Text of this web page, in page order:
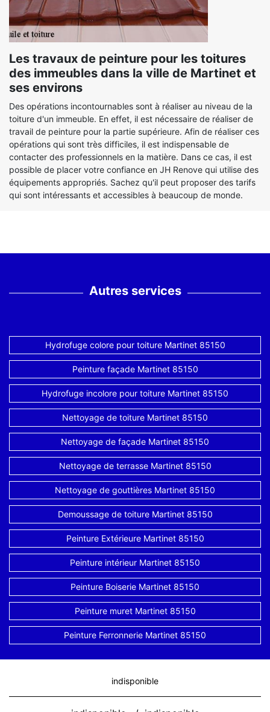
Les travaux de peinture pour les toitures
des immeubles dans la ville de Martinet et
ses environs
Des opérations incontournables sont à réaliser au niveau de la
toiture d'un immeuble. En effet, il est nécessaire de réaliser de
travail de peinture pour la partie supérieure. Afin de réaliser ces
opérations qui sont très difficiles, il est indispensable de
contacter des professionnels en la matière. Dans ce cas, il est
possible de placer votre confiance en JH Renove qui utilise des
équipements appropriés. Sachez qu'il peut proposer des tarifs
qui sont intéressants et accessibles à beaucoup de monde.
Autres services
Hydrofuge colore pour toiture Martinet 85150
Peinture façade Martinet 85150
Hydrofuge incolore pour toiture Martinet 85150
Nettoyage de toiture Martinet 85150
Nettoyage de façade Martinet 85150
Nettoyage de terrasse Martinet 85150
Nettoyage de gouttières Martinet 85150
Demoussage de toiture Martinet 85150
Peinture Extérieure Martinet 85150
Peinture intérieur Martinet 85150
Peinture Boiserie Martinet 85150
Peinture muret Martinet 85150
Peinture Ferronnerie Martinet 85150
indisponible